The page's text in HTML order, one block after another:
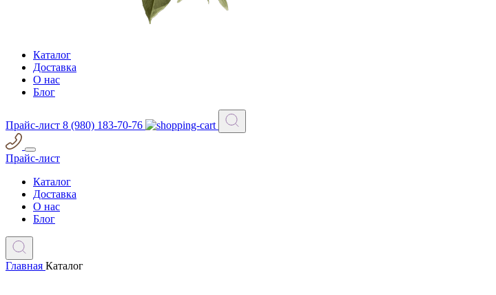
Каталог
Доставка
О нас
Блог
Прайс-лист 8 (980) 183-70-76
Прайс-лист
Каталог
Доставка
О нас
Блог
Главная Каталог